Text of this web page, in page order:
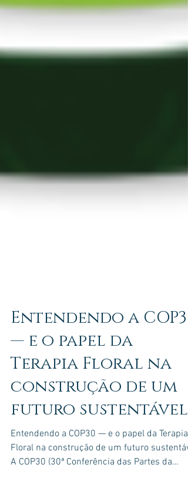
Entendendo a COP30
— e o papel da
Terapia Floral na
construção de um
futuro sustentável
Entendendo a COP30 — e o papel da Terapia